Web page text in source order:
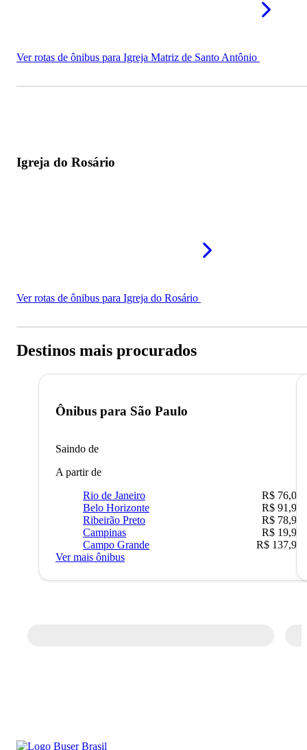
Ver rotas de ônibus para Igreja Matriz de Santo Antônio
Igreja do Rosário
Ver rotas de ônibus para Igreja do Rosário
Destinos mais procurados
Ônibus para São Paulo
Saindo de
A partir de
Rio de Janeiro
R$ 76,09
Belo Horizonte
R$ 91,90
Ribeirão Preto
R$ 78,90
Campinas
R$ 19,90
Campo Grande
R$ 137,90
Ver mais ônibus